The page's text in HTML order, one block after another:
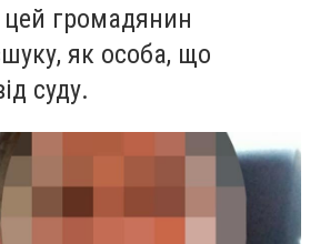
цей громадянин
як особа, що
суду.